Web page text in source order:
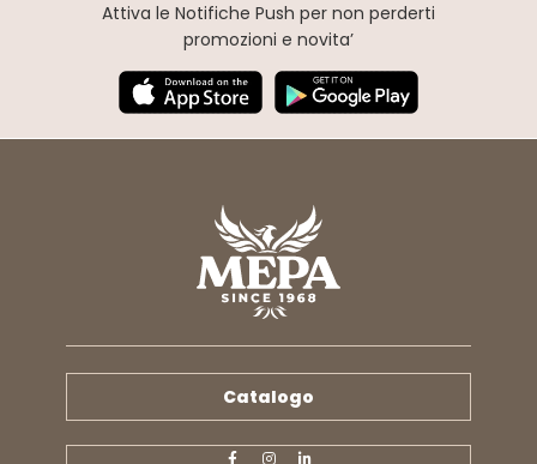
Attiva le Notifiche Push per non perderti
promozioni e novita’
Catalogo